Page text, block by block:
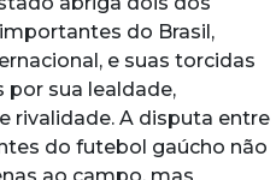
do Brasil,
e suas torcidas
por sua lealdade,
rivalidade. A disputa entre
do futebol gaúcho não